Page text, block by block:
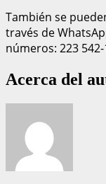
También se
través de
números: 223
Acerca del